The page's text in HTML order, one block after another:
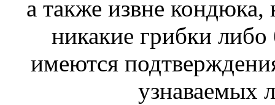
а также извне кондюка,
никакие грибки
имеются
узнаваемых